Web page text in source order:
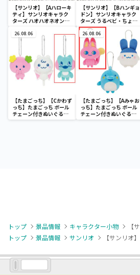
【サンリオ】【Aハローキ
ティ】サンリオキャラク
ターズ ハオハオネオンタ
【サンリオ】【Bハンギョ
ドン】サンリオキャラク
ターズ うるベビ・ちょい
デカドール
26.08.06
【たまごっち】【Cかわず
っち】たまごっち ボール
チェーン付きぬいぐるみ
～Tamagotchi
26.08.06
【たまごっち】【Aみゃお
っち】たまごっち ボール
チェーン付きぬいぐるみ
～Tamagotchi
トップ 景品情報 キャラクター小物
トップ
景品情報 サンリオ